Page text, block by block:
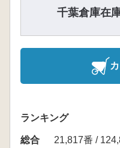
千葉倉庫在
ランキング
総合
21,817番 /